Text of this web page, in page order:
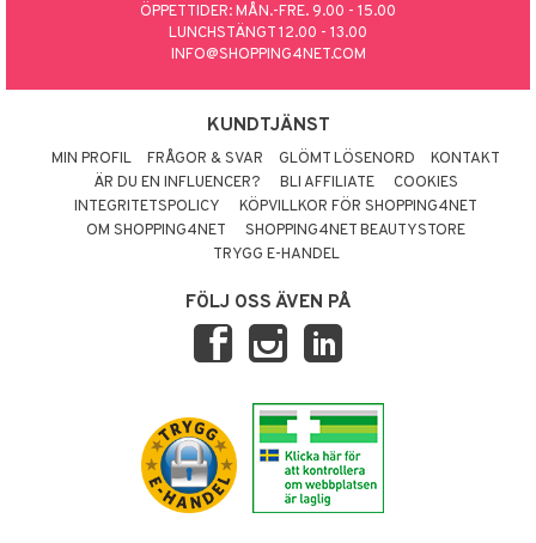
ÖPPETTIDER: MÅN.-FRE. 9.00 - 15.00
LUNCHSTÄNGT 12.00 - 13.00
INFO@SHOPPING4NET.COM
KUNDTJÄNST
MIN PROFIL FRÅGOR & SVAR GLÖMT LÖSENORD
KONTAKT
ÄR DU EN INFLUENCER?
BLI AFFILIATE
COOKIES
INTEGRITETSPOLICY
KÖPVILLKOR FÖR SHOPPING4NET
OM SHOPPING4NET
SHOPPING4NET BEAUTYSTORE
TRYGG E-HANDEL
FÖLJ OSS ÄVEN PÅ